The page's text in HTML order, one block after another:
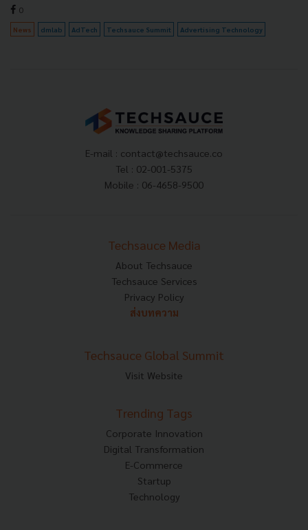
0
News dmlab AdTech Techsauce Summit Advertising Technology
E-mail : contact@techsauce.co
Tel : 02-001-5375
Mobile : 06-4658-9500
Techsauce Media
About Techsauce
Techsauce Services
Privacy Policy
ส่งบทความ
Techsauce Global Summit
Visit Website
Trending Tags
Corporate Innovation
Digital Transformation
E-Commerce
Startup
Technology